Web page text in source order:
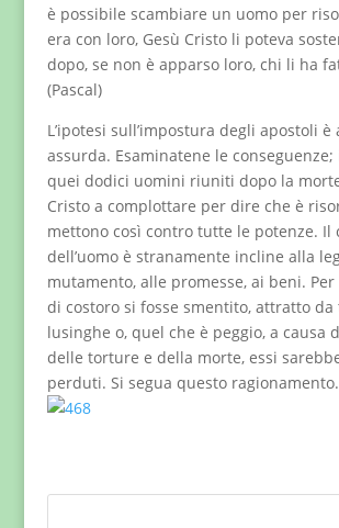
è possibile scambiare un uomo per
era con loro, Gesù Cristo li poteva
dopo, se non è apparso loro, chi li ha
(Pascal)
L’ipotesi sull’impostura degli apostoli è
assurda. Esaminatene le
quei dodici uomini riuniti dopo la
Cristo a complottare per dire che è
mettono così contro tutte le potenze. Il
dell’uomo è stranamente incline alla
mutamento, alle promesse, ai beni.
di costoro si fosse smentito, attratto
lusinghe o, quel che è peggio, a causa
delle torture e della morte, essi
perduti. Si segua questo ragionamento.